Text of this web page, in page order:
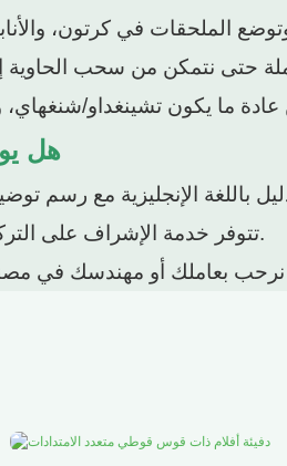
الملحقات في كرتون،
4. هل
تتوفر خدمة الإشراف على التركيب من قبل مهندسين متخصصين في الخارج.